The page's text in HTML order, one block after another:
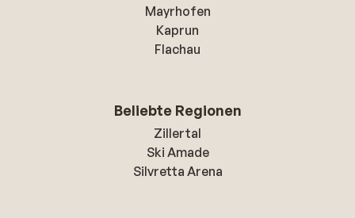
Mayrhofen
Kaprun
Flachau
Beliebte Regionen
Zillertal
Ski Amade
Silvretta Arena